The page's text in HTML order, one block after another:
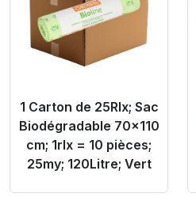
1 Carton de 25Rlx; Sac
Biodégradable 70x110
cm; 1rlx = 10 pièces;
25my; 120Litre; Vert